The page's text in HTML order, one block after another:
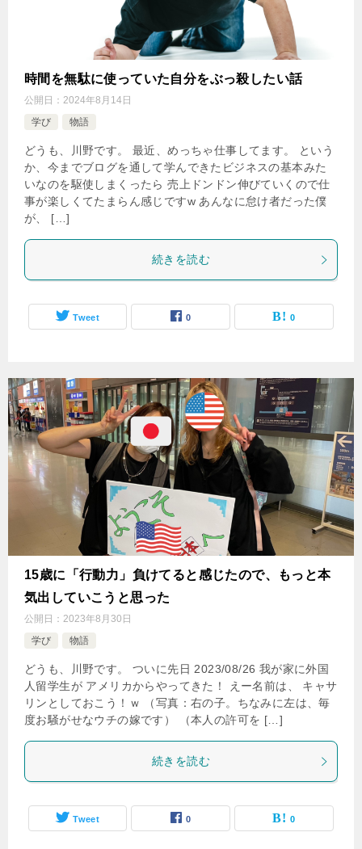
時間を無駄に使っていた自分をぶっ殺したい話
公開日： 2024年8月14日
学び
物語
どうも、川野です。 最近、めっちゃ仕事してます。 という
か、今までブログを通して学んできたビジネスの基本みた
いなのを駆使しまくったら 売上ドンドン伸びていくので仕
事が楽しくてたまらん感じですw あんなに怠け者だった僕
が、 […]
続きを読む
Tweet 0 0
15歳に「行動力」負けてると感じたので、もっと本
気出していこうと思った
公開日： 2023年8月30日
学び
物語
どうも、川野です。 ついに先日 2023/08/26 我が家に外国
人留学生が アメリカからやってきた！ えー名前は、 キャサ
リンとしておこう！ｗ （写真：右の子。ちなみに左は、毎
度お騒がせなウチの嫁です） （本人の許可を […]
続きを読む
Tweet 0 0